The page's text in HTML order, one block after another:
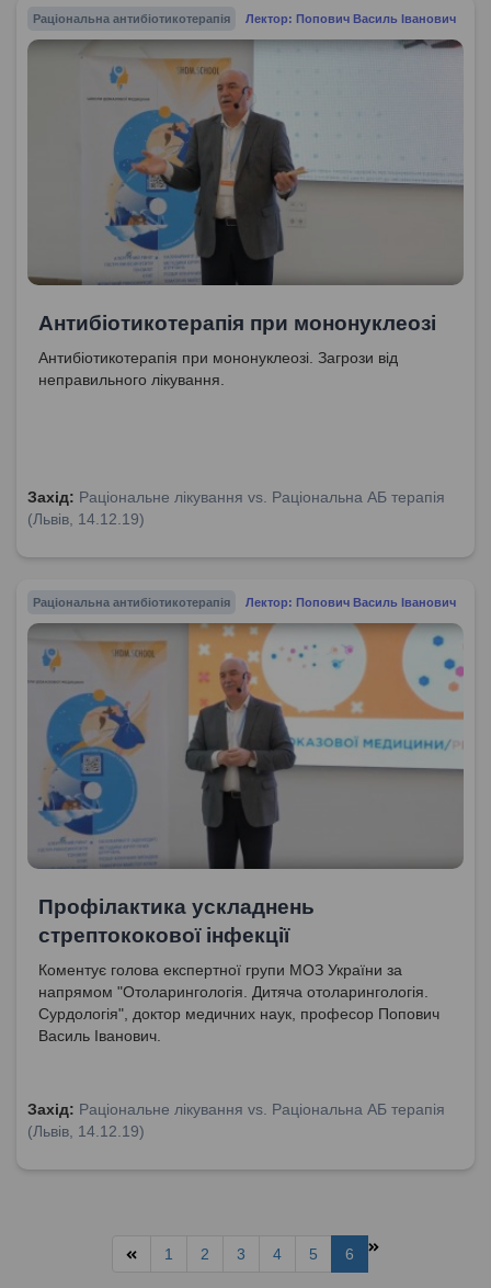
Раціональна антибіотикотерапія Лектор: Попович Василь Іванович
Антибіотикотерапія при мононуклеозі
Антибіотикотерапія при мононуклеозі. Загрози від
неправильного лікування.
Захід: Раціональне лікування vs. Раціональна АБ терапія
(Львів, 14.12.19)
Раціональна антибіотикотерапія Лектор: Попович Василь Іванович
Профілактика ускладнень
стрептококової інфекції
Коментує голова експертної групи МОЗ України за
напрямом "Отоларингологія. Дитяча отоларингологія.
Сурдологія", доктор медичних наук, професор Попович
Василь Іванович.
Захід: Раціональне лікування vs. Раціональна АБ терапія
(Львів, 14.12.19)
1 2 3 4 5 6